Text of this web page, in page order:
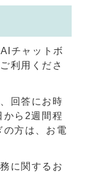
チャットボ
利用くださ
回答にお時
から2週間程
の方は、お電
に関するお